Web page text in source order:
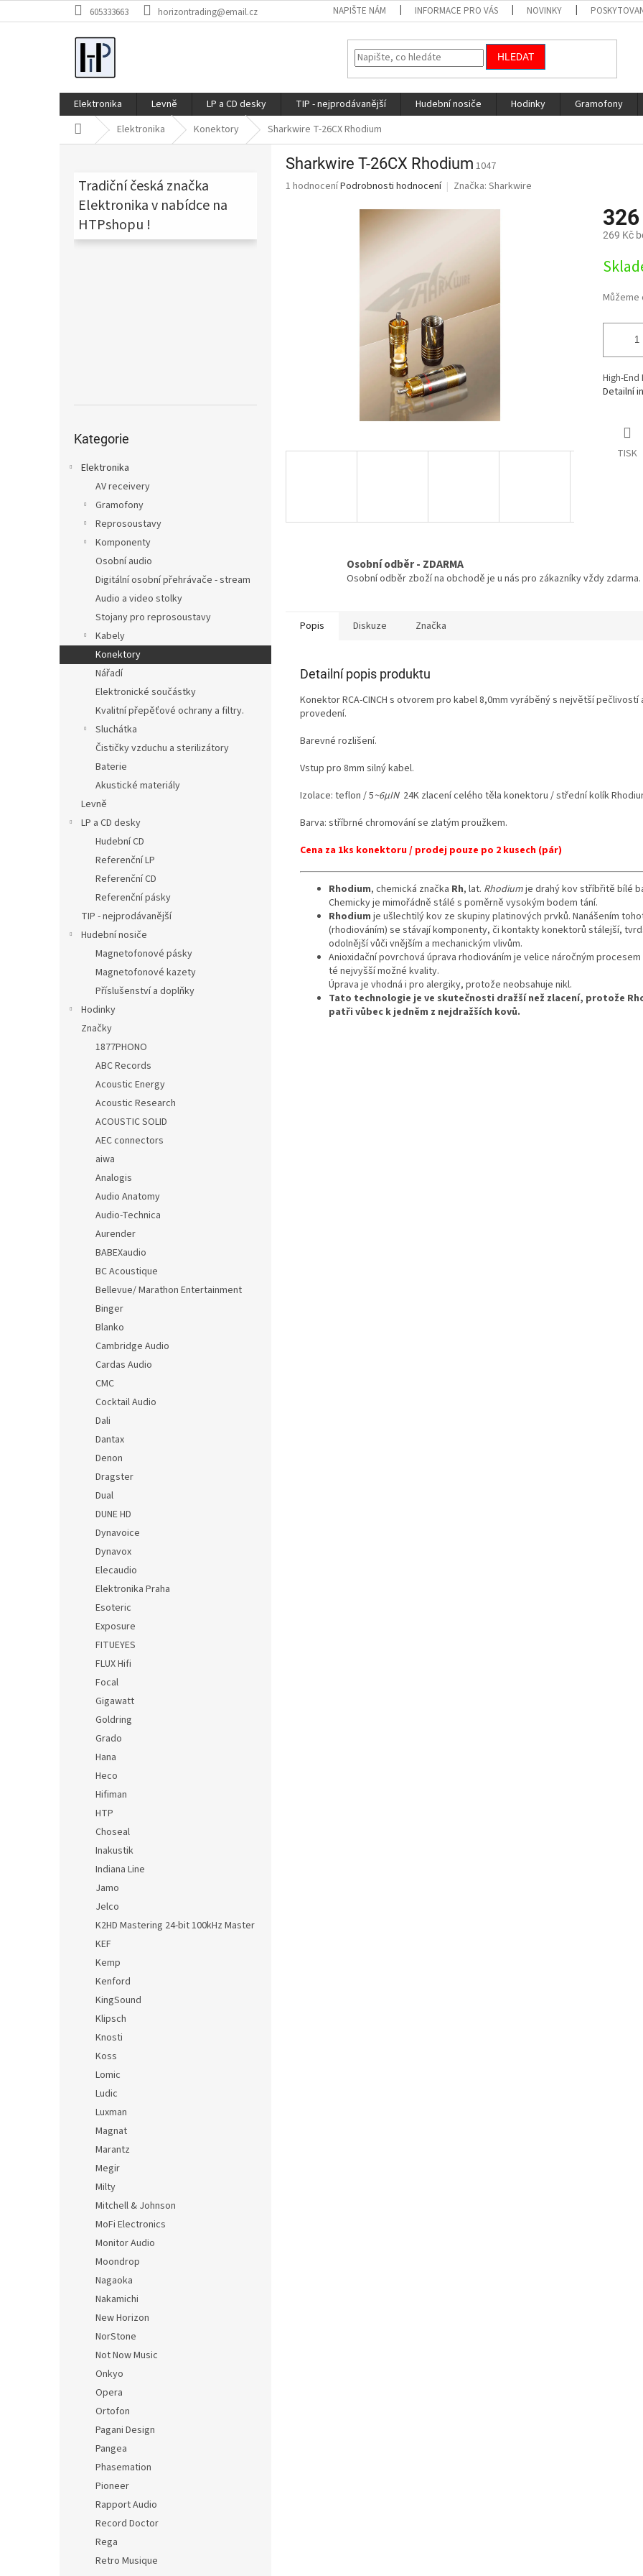
na
605333663 horizontrading@email.cz NAPIŠTE NÁM INFORMACE PRO VÁS NOVINKY
HLEDAT
Elektronika Levně LP a CD desky TIP - nejprodávanější Hudební nosiče Hodinky Gramofony
Domů Elektronika Konektory Sharkwire T-26CX Rhodium
Tradiční česká značka
Elektronika v nabídce na
HTPshopu !
kategorie
Kategorie
Elektronika
AV receivery
Gramofony
Reprosoustavy
Komponenty
Osobní audio
Digitální osobní přehrávače - stream
Audio a video stolky
Stojany pro reprosoustavy
Kabely
Konektory
Nářadí
Elektronické součástky
Kvalitní přepěťové ochrany a filtry.
Sluchátka
Čističky vzduchu a sterilizátory
Baterie
Akustické materiály
Levně
LP a CD desky
Hudební CD
Referenční LP
Referenční CD
Referenční pásky
TIP - nejprodávanější
Hudební nosiče
Magnetofonové pásky
Magnetofonové kazety
Příslušenství a doplňky
Hodinky
Značky
1877PHONO
ABC Records
Acoustic Energy
Acoustic Research
ACOUSTIC SOLID
AEC connectors
aiwa
Analogis
Audio Anatomy
Audio-Technica
Aurender
BABEXaudio
BC Acoustique
Bellevue/ Marathon Entertainment
Binger
Blanko
Cambridge Audio
Cardas Audio
CMC
Cocktail Audio
Dali
Dantax
Denon
Dragster
Dual
DUNE HD
Dynavoice
Dynavox
Elecaudio
Elektronika Praha
Esoteric
Exposure
FITUEYES
FLUX Hifi
Focal
Gigawatt
Goldring
Grado
Hana
Heco
Hifiman
HTP
Choseal
Inakustik
Indiana Line
Jamo
Jelco
K2HD Mastering 24-bit 100kHz Master
KEF
Kemp
Kenford
KingSound
Klipsch
Knosti
Koss
Lomic
Ludic
Luxman
Magnat
Marantz
Megir
Milty
Mitchell & Johnson
MoFi Electronics
Monitor Audio
Moondrop
Nagaoka
Nakamichi
New Horizon
NorStone
Not Now Music
Onkyo
Opera
Ortofon
Pagani Design
Pangea
Phasemation
Pioneer
Rapport Audio
Record Doctor
Rega
Retro Musique
Sharkwire T-26CX Rhodium 1047
Průměrné
1 hodnoceníPodrobnosti hodnocení Značka: Sharkwire
269 Kč
cena:
Můžeme
High-End
Detailní
TISK
Osobní odběr - ZDARMA
Osobní odběr zboží na obchodě je u nás pro zákazníky vždy zdarma.
Popis Diskuze Značka
Detailní popis produktu
Konektor RCA-CINCH s otvorem pro kabel 8,0mm vyráběný s největší pečlivostí
provedení.
Barevné rozlišení.
Vstup pro 8mm silný kabel.
Izolace: teflon / 5~6µIN 24K zlacení celého těla konektoru / střední kolík
Barva: stříbrné chromování se zlatým proužkem.
Cena za 1ks konektoru / prodej pouze po 2 kusech (pár)
Rhodium, chemická značka Rh, lat. Rhodiumje drahý kov stříbřitě bílé
Chemicky je mimořádně stálé s poměrně vysokým bodem tání.
Rhodium je ušlechtilý kov ze skupiny platinových prvků. Nanášením
(rhodiováním) se stávají komponenty, či kontakty konektorů stálejší,
odolnější vůči vnějším a mechanickým vlivům.
Anioxidační povrchová úprava rhodiováním je velice náročným
té nejvyšší možné kvality.
Úprava je vhodná i pro alergiky, protože neobsahuje nikl.
Tato technologie je ve skutečnosti dražší než zlacení, protože
patři vůbec k jedněm z nejdražších kovů.